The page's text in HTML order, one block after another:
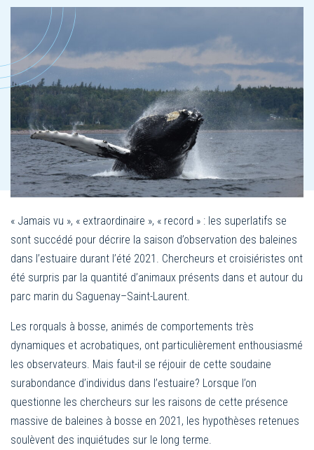
« Jamais vu », « extraordinaire », « record » : les superlatifs se
sont succédé pour décrire la saison d’observation des baleines
dans l’estuaire durant l’été 2021. Chercheurs et croisiéristes ont
été surpris par la quantité d’animaux présents dans et autour du
parc marin du Saguenay–Saint-Laurent.
Les rorquals à bosse, animés de comportements très
dynamiques et acrobatiques, ont particulièrement enthousiasmé
les observateurs. Mais faut-il se réjouir de cette soudaine
surabondance d’individus dans l’estuaire? Lorsque l’on
questionne les chercheurs sur les raisons de cette présence
massive de baleines à bosse en 2021, les hypothèses retenues
soulèvent des inquiétudes sur le long terme.